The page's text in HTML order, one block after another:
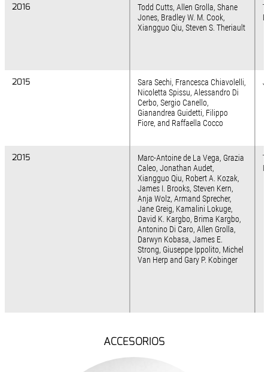
2016
2015
2015
2016
Todd Cutts, Allen Grolla, Shane
Jones, Bradley W. M. Cook,
Xiangguo Qiu, Steven S. Theriault
2015
Sara Sechi, Francesca Chiavolelli,
Nicoletta Spissu, Alessandro Di
Cerbo, Sergio Canello,
Gianandrea Guidetti, Filippo
Fiore, and Raffaella Cocco
2015
Marc-Antoine de La Vega, Grazia
Caleo, Jonathan Audet,
Xiangguo Qiu, Robert A. Kozak,
James I. Brooks, Steven Kern,
Anja Wolz, Armand Sprecher,
Jane Greig, Kamalini Lokuge,
David K. Kargbo, Brima Kargbo,
Antonino Di Caro, Allen Grolla,
Darwyn Kobasa, James E.
Strong, Giuseppe Ippolito, Michel
Van Herp and Gary P. Kobinger
ACCESORIOS